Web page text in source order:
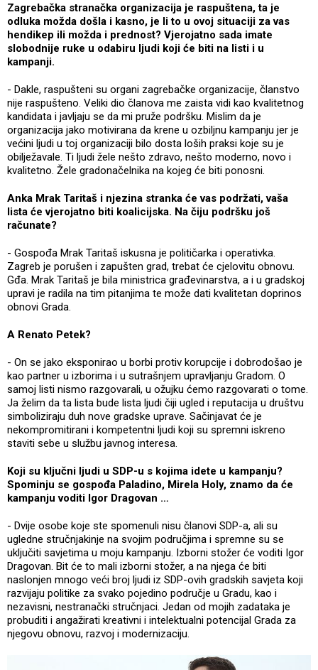
Zagrebačka stranačka organizacija je raspuštena, ta je
odluka možda došla i kasno, je li to u ovoj situaciji za vas
hendikep ili možda i prednost? Vjerojatno sada imate
slobodnije ruke u odabiru ljudi koji će biti na listi i u
kampanji.
- Dakle, raspušteni su organi zagrebačke organizacije, članstvo
nije raspušteno. Veliki dio članova me zaista vidi kao kvalitetnog
kandidata i javljaju se da mi pruže podršku. Mislim da je
organizacija jako motivirana da krene u ozbiljnu kampanju jer je
većini ljudi u toj organizaciji bilo dosta loših praksi koje su je
obilježavale. Ti ljudi žele nešto zdravo, nešto moderno, novo i
kvalitetno. Žele gradonačelnika na kojeg će biti ponosni.
Anka Mrak Taritaš i njezina stranka će vas podržati, vaša
lista će vjerojatno biti koalicijska. Na čiju podršku još
računate?
- Gospođa Mrak Taritaš iskusna je političarka i operativka.
Zagreb je porušen i zapušten grad, trebat će cjelovitu obnovu.
Gđa. Mrak Taritaš je bila ministrica građevinarstva, a i u gradskoj
upravi je radila na tim pitanjima te može dati kvalitetan doprinos
obnovi Grada.
A Renato Petek?
- On se jako eksponirao u borbi protiv korupcije i dobrodošao je
kao partner u izborima i u sutrašnjem upravljanju Gradom. O
samoj listi nismo razgovarali, u ožujku ćemo razgovarati o tome.
Ja želim da ta lista bude lista ljudi čiji ugled i reputacija u društvu
simboliziraju duh nove gradske uprave. Sačinjavat će je
nekompromitirani i kompetentni ljudi koji su spremni iskreno
staviti sebe u službu javnog interesa.
Koji su ključni ljudi u SDP-u s kojima idete u kampanju?
Spominju se gospođa Paladino, Mirela Holy, znamo da će
kampanju voditi Igor Dragovan …
- Dvije osobe koje ste spomenuli nisu članovi SDP-a, ali su
ugledne stručnjakinje na svojim područjima i spremne su se
uključiti savjetima u moju kampanju. Izborni stožer će voditi Igor
Dragovan. Bit će to mali izborni stožer, a na njega će biti
naslonjen mnogo veći broj ljudi iz SDP-ovih gradskih savjeta koji
razvijaju politike za svako pojedino područje u Gradu, kao i
nezavisni, nestranački stručnjaci. Jedan od mojih zadataka je
probuditi i angažirati kreativni i intelektualni potencijal Grada za
njegovu obnovu, razvoj i modernizaciju.